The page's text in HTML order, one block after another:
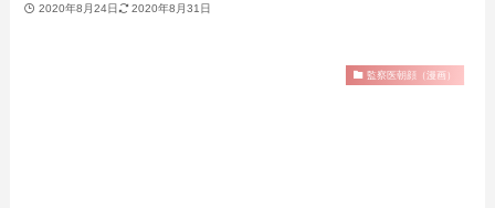
2020年8月24日 2020年8月31日
監察医朝顔（漫画）